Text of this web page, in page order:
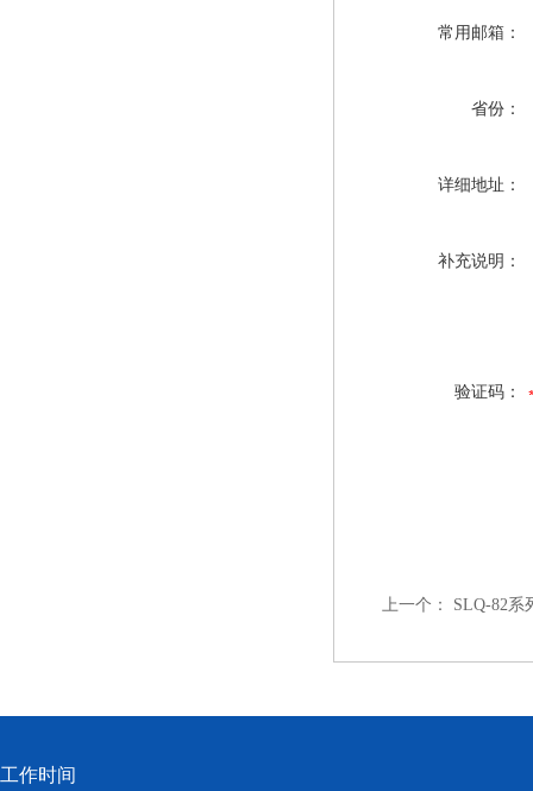
常用邮箱：
省份：
详细地址：
补充说明：
验证码：
上一个： SLQ-82系
工作时间